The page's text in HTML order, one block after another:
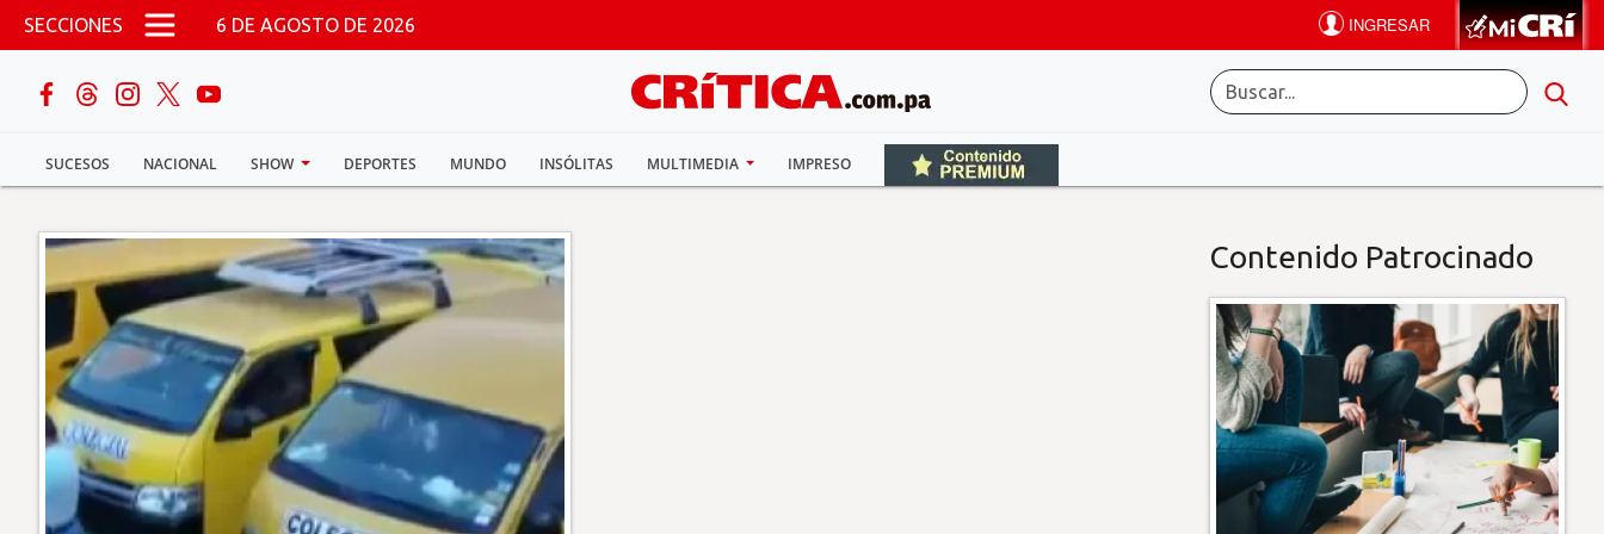
Pasar al contenido principal
SECCIONES 6 DE AGOSTO DE 2026
SUCESOS NACIONAL SHOW DEPORTES MUNDO INSÓLITAS MULTIMEDIA IMPRESO
buscar
Sucesos
Nacional
Política
Show
Deportes
Mundo
Contenido Patrocinado